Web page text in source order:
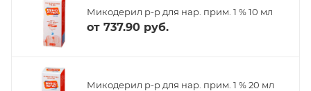
Микодерил р-р для нар. прим. 1 % 10 мл
от 737.90 руб.
Микодерил р-р для нар. прим. 1 % 20 мл